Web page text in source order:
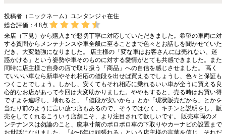
投稿者（ニックネーム）ユンタンジャ在住
総合評価： 4.8点
来店（下見）から購入まで懇切丁寧に対応していただきました。希望の車両に対
する質問からメンテナンスや車全般に至ることまで色々とお話しを聞かせていた
だき、大変勉強になりました。 店主様の「変な車はお客さんには売れない、迷
惑かける」という姿勢や車そのものに対する愛情がとても共感できました。また
同時に店主様ご自身の店で取り扱う「商品」への自信を感じさせました。 高く
ていいい車なら新車やそれ相応の値段を出せば買えるでしょうし、色々と保証も
つくことでしょう。しかし、安くてもそれ相応に乗れるいい車が全うに買える良
心的なお店があって今回は大変助かりました。ややもすると、売る時はお買い得
ですよを連呼し、壊れると、「値段が安いから」とか「現状販売だから」とかを
当たり前のように言い放つ店もあるので、そうではなく、キチンと説明をし、販
売をしてくれるこういう店舗こそ、より注目されて欲しいです。 販売車両のメ
ンテナンスは勿論のこと、廃車寸前のボロボロ車の下取りやカーナビの設置まで